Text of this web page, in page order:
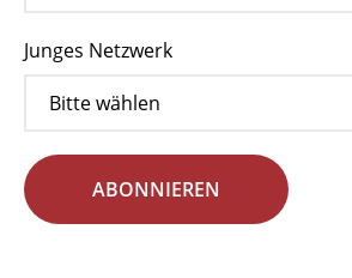
Junges Netzwerk
ABONNIEREN